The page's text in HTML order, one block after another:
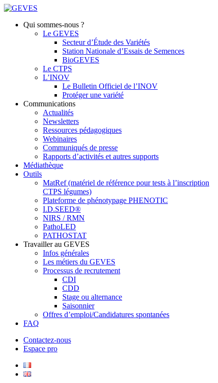
Qui sommes-nous ?
Le GEVES
Secteur d’Étude des Variétés
Station Nationale d’Essais de Semences
BioGEVES
Le CTPS
L’INOV
Le Bulletin Officiel de l’INOV
Protéger une variété
Communications
Actualités
Newsletters
Ressources pédagogiques
Webinaires
Communiqués de presse
Rapports d’activités et autres supports
Médiathèque
Outils
MatRef (matériel de référence pour tests à l’inscription
CTPS légumes)
Plateforme de phénotypage PHENOTIC
I.D.SEED®
NIRS / RMN
PathoLED
PATHOSTAT
Travailler au GEVES
Infos générales
Les métiers du GEVES
Processus de recrutement
CDI
CDD
Stage ou alternance
Saisonnier
Offres d’emploi/Candidatures spontanées
FAQ
Contactez-nous
Espace pro